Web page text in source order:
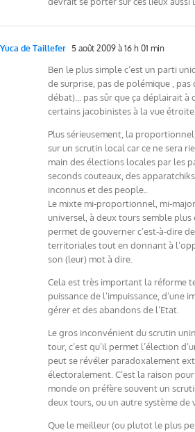
Yuca de Taillefer 5 août 2009 à 16 h 01 min
Ben le plus simple c’est un parti
de surprise, pas de polémique ,
débat)… pas sûr que ça déplairait à
certains jacobinistes à la vue étroite…
Plus sérieusement, la
sur un scrutin local car ce ne sera
main des élections locales par les
seconds couteaux, des
inconnus et des people..
Le mixte mi-proportionnel, mi-
universel, à deux tours semble
permet de gouverner c’est-à-dire
territoriales tout en donnant à
son (leur) mot à dire.
Cela est très important la réforme
puissance de l’impuissance, d’une
gérer et des abandons de l’Etat.
Le gros inconvénient du scrutin
tour, c’est qu’il permet l’élection
peut se révéler paradoxalement
électoralement. C’est la raison
monde on préfère souvent un
deux tours, ou un autre système de
Que le meilleur (ou plutot le plus